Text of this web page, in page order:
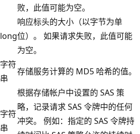
败，此值可能为空。
long
响应标头的大小（以字节为单
位）。 如果请求失败，此值可能
为空。
字符
串
存储服务计算的 MD5 哈希的值。
字符
串
根据存储帐户中设置的 SAS 策
略，记录请求 SAS 令牌中的任何
冲突。 例如：指定的 SAS 令牌持